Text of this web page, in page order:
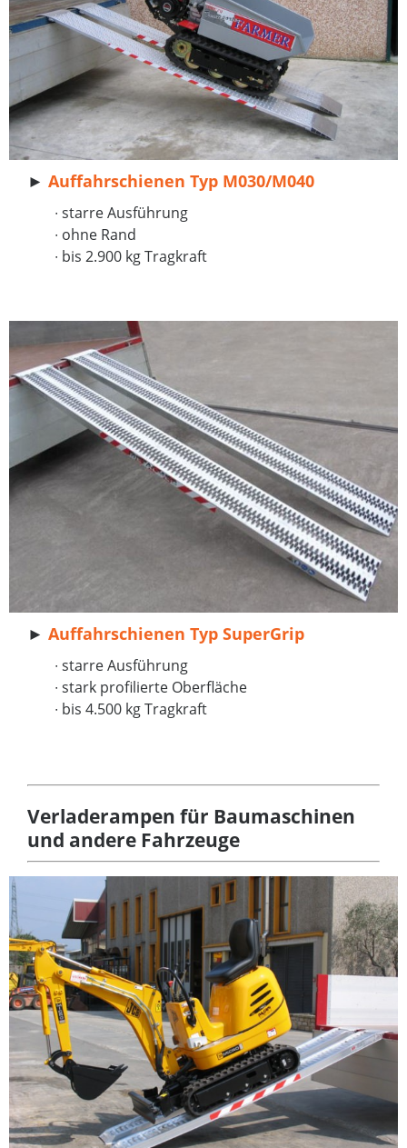
► Auffahrschienen Typ M030/M040
∙ starre Ausführung
∙ ohne Rand
∙ bis 2.900 kg Tragkraft
► Auffahrschienen Typ SuperGrip
∙ starre Ausführung
∙ stark profilierte Oberfläche
∙ bis 4.500 kg Tragkraft
Verladerampen für Baumaschinen
und andere Fahrzeuge